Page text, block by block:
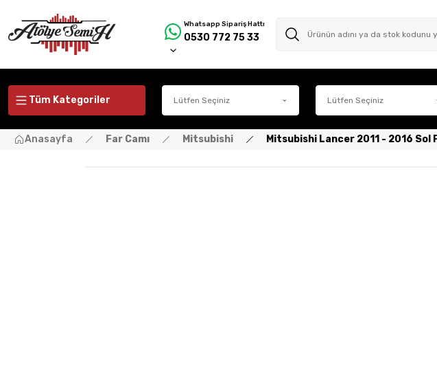
Whatsapp Sipariş Hattı
0530 772 75 33
Tüm Kategoriler
Anasayfa Far Camı Mitsubishi Mitsubishi Lancer 2011 - 2016 Sol